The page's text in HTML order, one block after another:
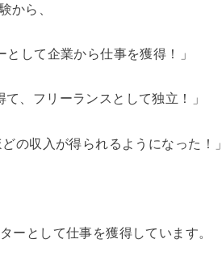
から、
として企業から仕事を獲得！」
て、フリーランスとして独立！」
の収入が得られるようになった！」
ーとして仕事を獲得しています。